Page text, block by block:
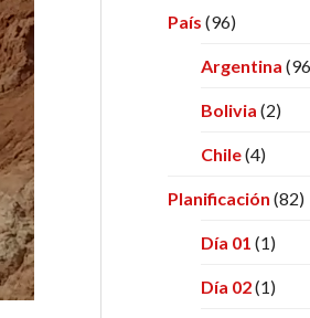
País (96)
Argentina
Bolivia (2)
Chile(4)
Planificación (82)
Día 01 (1)
Día 02(1)